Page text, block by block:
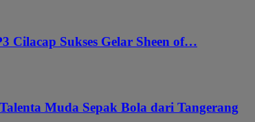
Cilacap Sukses Gelar Sheen of…
Muda Sepak Bola dari Tangerang